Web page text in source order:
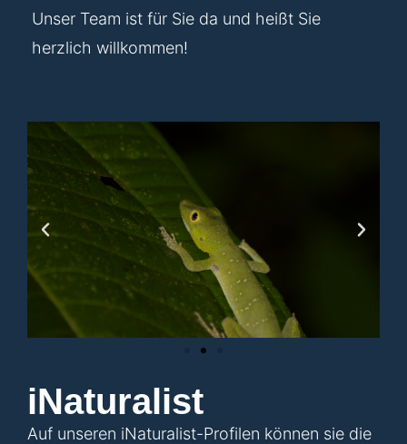
Unser Team ist für Sie da und heißt Sie
herzlich willkommen!
iNaturalist
Auf unseren iNaturalist-Profilen können sie die